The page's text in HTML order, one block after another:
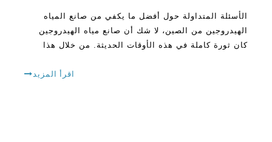
الأسئلة المتداولة حول أفضل ما يكفي من صانع المياه
الهيدروجين من الصين، لا شك أن صانع مياه الهيدروجين
كان ثورة كاملة في هذه الأوقات الحديثة. من خلال هذا
اقرأ المزيد